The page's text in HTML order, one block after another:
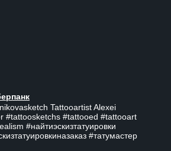
Tattooartist Alexei
#tattoosketchs #tattooed #tattooart
#найтиэскизтатуировки
#татумастер